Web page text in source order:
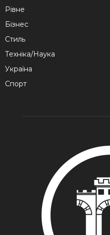
Рівне
Бізнес
Стиль
Техніка/Наука
Україна
Спорт